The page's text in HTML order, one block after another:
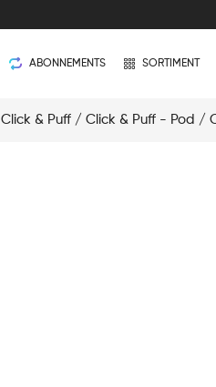
ABONNEMENTS SORTIMENT
Click & Puff / Click & Puff - Pod /